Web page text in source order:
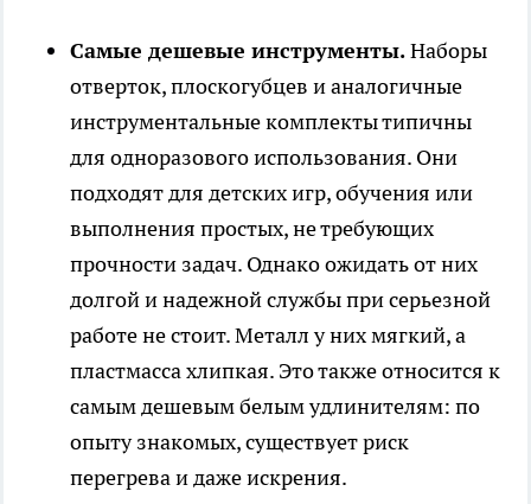
Самые дешевые инструменты.Наборы
отверток, плоскогубцев и аналогичные
инструментальные комплекты типичны
для одноразового использования. Они
подходят для детских игр, обучения или
выполнения простых, не требующих
прочности задач. Однако ожидать от них
долгой и надежной службы при серьезной
работе не стоит. Металл у них мягкий, а
пластмасса хлипкая. Это также относится к
самым дешевым белым удлинителям: по
опыту знакомых, существует риск
перегрева и даже искрения.